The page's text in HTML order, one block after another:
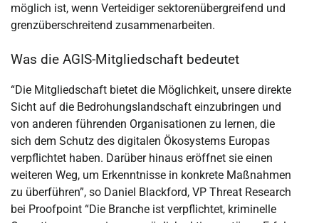
möglich ist, wenn Verteidiger sektorenübergreifend und
grenzüberschreitend zusammenarbeiten.
Was die AGIS-Mitgliedschaft bedeutet
“Die Mitgliedschaft bietet die Möglichkeit, unsere direkte
Sicht auf die Bedrohungslandschaft einzubringen und
von anderen führenden Organisationen zu lernen, die
sich dem Schutz des digitalen Ökosystems Europas
verpflichtet haben. Darüber hinaus eröffnet sie einen
weiteren Weg, um Erkenntnisse in konkrete Maßnahmen
zu überführen”, so Daniel Blackford, VP Threat Research
bei Proofpoint “Die Branche ist verpflichtet, kriminelle